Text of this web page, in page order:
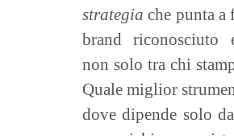
strategiache punta a
brand riconosciuto
non solo tra chi
Quale miglior
dove dipende solo